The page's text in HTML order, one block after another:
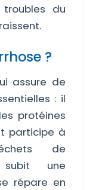
du
?
assure de
: il
protéines
participe à
de
subit une
répare en